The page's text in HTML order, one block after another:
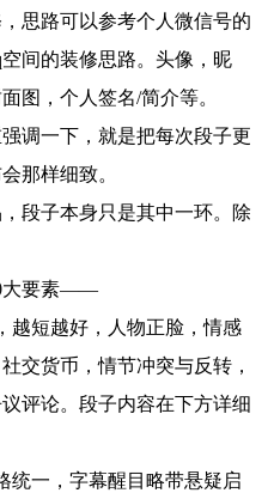
思路可以参考个人微信号的
间的装修思路。头像，昵
图，个人签名/简介等。
调一下，就是把每次段子更
那样细致。
段子本身只是其中一环。除
大要素——
越短越好，人物正脸，情感
交货币，情节冲突与反转，
评论。段子内容在下方详细
统一，字幕醒目略带悬疑启